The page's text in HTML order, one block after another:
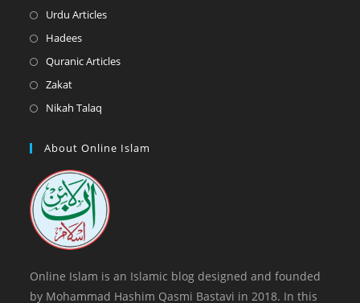
Urdu ArticlesOpens
a
HadeesOpens
in
Quranic ArticlesOpens
tab
ZakatOpens
in
new
Nikah Talaq
a
tab
About Online Islam
Online Islam is an Islamic blog designed and founded
by Mohammad Hashim Qasmi Bastavi in 2018. In this